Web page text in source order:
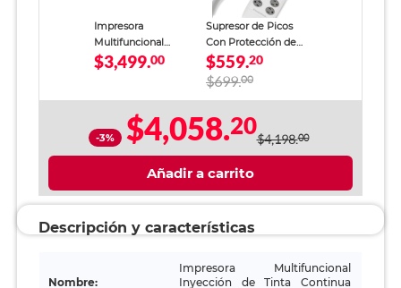
Impresora
Multifuncional
Brother 3 en 1 DCP-
T230 Inyección de
$3,499.00
Supresor de Picos
Con Protección de
Módem RadioShack
8 Salidas Blanco
$559.20
$699.00
-3% $4,058.20$4,198.00
Añadir a carrito
Descripción y características
Nombre:
Impresora Multifuncional
Inyección de Tinta Continua